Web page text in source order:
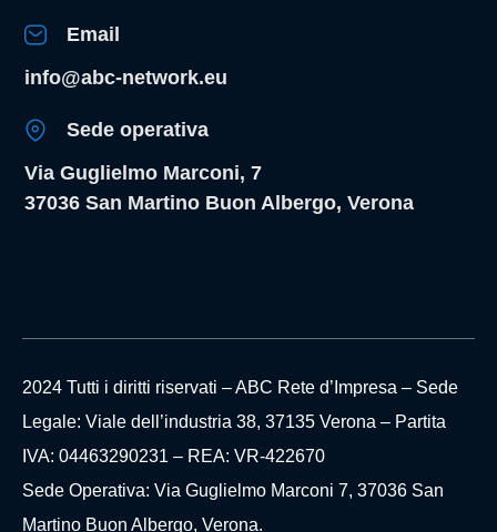
Email
info@abc-network.eu
Sede operativa
Via Guglielmo Marconi, 7
37036 San Martino Buon Albergo, Verona
2024 Tutti i diritti riservati – ABC Rete d’Impresa – Sede
Legale: Viale dell’industria 38, 37135 Verona – Partita
IVA: 04463290231 – REA: VR-422670
Sede Operativa: Via Guglielmo Marconi 7, 37036 San
Martino Buon Albergo, Verona.